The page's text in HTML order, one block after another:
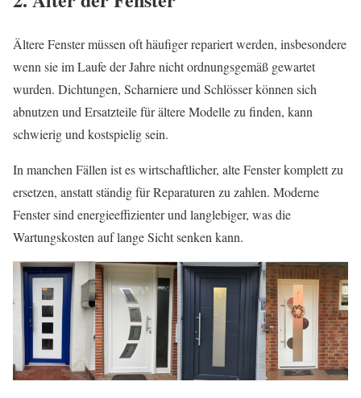
Ältere Fenster müssen oft häufiger repariert werden, insbesondere
wenn sie im Laufe der Jahre nicht ordnungsgemäß gewartet
wurden. Dichtungen, Scharniere und Schlösser können sich
abnutzen und Ersatzteile für ältere Modelle zu finden, kann
schwierig und kostspielig sein.
In manchen Fällen ist es wirtschaftlicher, alte Fenster komplett zu
ersetzen, anstatt ständig für Reparaturen zu zahlen. Moderne
Fenster sind energieeffizienter und langlebiger, was die
Wartungskosten auf lange Sicht senken kann.